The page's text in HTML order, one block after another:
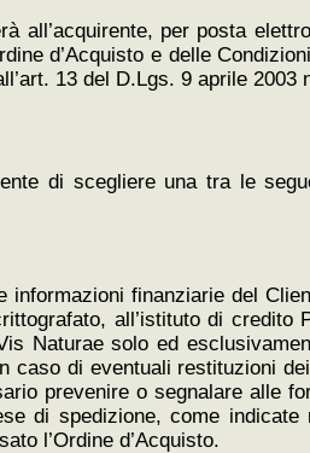
per posta
d’Acquisto e delle
13 del D.Lgs. 9 aprile 2003
di scegliere una tra le
finanziarie del
all’istituto di credito
Naturae solo ed
caso di eventuali restituzioni
prevenire o segnalare alle
spedizione, come indicate
l’Ordine d’Acquisto.